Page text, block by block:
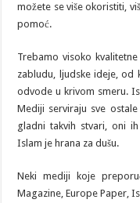
možete se više okoristiti,
pomoć.
Trebamo visoko
zabludu, ljudske ideje, od
odvode u krivom smeru.
Mediji serviraju sve
gladni takvih stvari, oni
Islam je hrana za dušu.
Neki mediji koje
Magazine, Europe Paper,